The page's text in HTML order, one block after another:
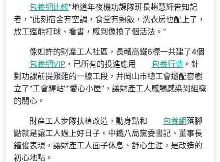
包養網比較”地道年夜機功課隊班長趙慧輝告知記
者，“此刻宿舍有空調，食堂有熱飯，洗衣房也配上了，
放工還能打球、看書，感到像換了個活法。”
像如許的財產工人社區，長贛高鐵6標一共建了4個
包養網VIP ，已所有的投進應用 包養行情 。針
對功課前提艱難的一線工段，井岡山市總工會還配套樹
立了“工會驛站”“愛心小屋”，讓財產工人感觸感染到組織
的關心。
財產工人步隊扶植改造，動身點和 包養網落腳
點就是讓工人過上好日子。中鐵八局黨委書記、董事長
鐘俊表現，讓財產工人面子休息、舒心生涯，是改造的
初心地點。